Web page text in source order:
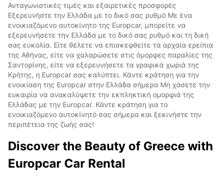
Ανταγωνιστικές τιμές και εξαιρετικές προσφορές
Εξερευνήστε την Ελλάδα με το δικό σας ρυθμό Με ένα
ενοικιαζόμενο αυτοκίνητο της Europcar, μπορείτε να
εξερευνήσετε την Ελλάδα με το δικό σας ρυθμό και τη δική
σας ευκολία. Είτε θέλετε να επισκεφθείτε τα αρχαία ερείπια
της Αθήνας, είτε να χαλαρώσετε στις όμορφες παραλίες της
Σαντορίνης, είτε να εξερευνήσετε τα γραφικά χωριά της
Κρήτης, η Europcar σας καλύπτει. Κάντε κράτηση για την
ενοικίαση της Europcar στην Ελλάδα σήμερα Μη χάσετε την
ευκαιρία να ανακαλύψετε την εκπληκτική ομορφιά της
Ελλάδας με την Europcar. Κάντε κράτηση για το
ενοικιαζόμενο αυτοκίνητό σας σήμερα και ξεκινήστε την
περιπέτεια της ζωής σας!
Discover the Beauty of Greece with
Europcar Car Rental